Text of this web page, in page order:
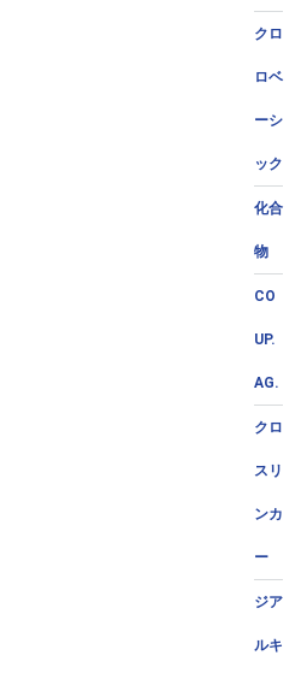
クロ
ロベ
ーシ
ック
化合
物
CO
UP.
AG.
クロ
スリ
ンカ
ー
ジア
ルキ